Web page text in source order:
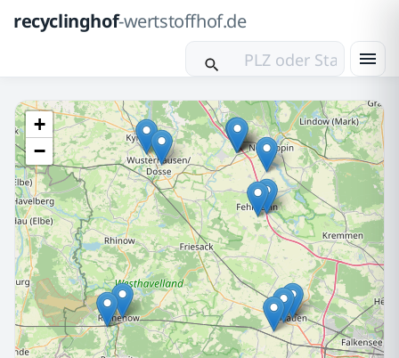
recyclinghof-wertstoffhof.de
+
−